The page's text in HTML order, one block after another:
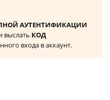
АУТЕНТИФИКАЦИИ
выслать КОД
входа в аккаунт.